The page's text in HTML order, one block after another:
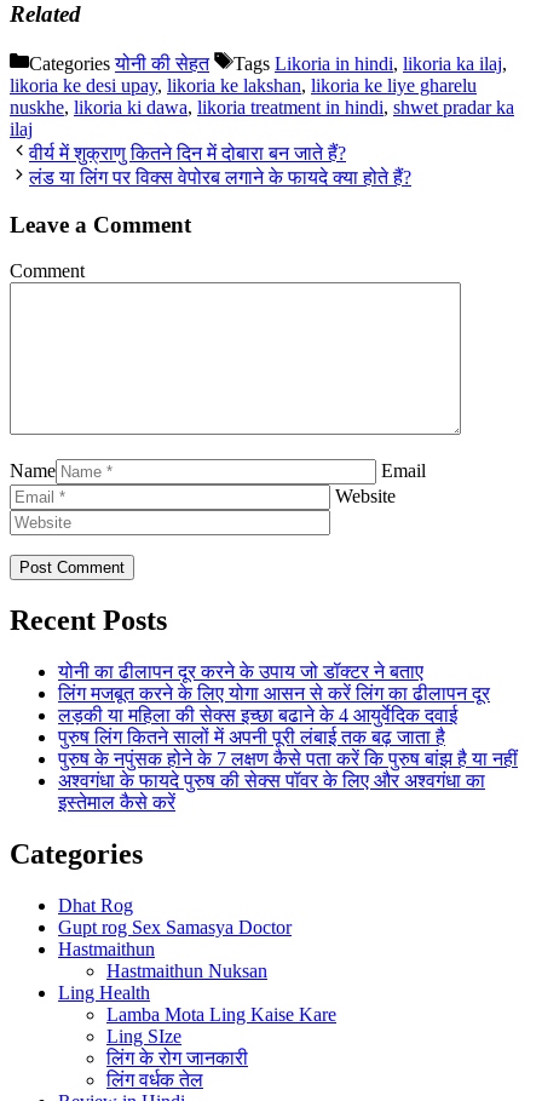
Related
Categoriesयोनी की सेहत Tags Likoria in hindi, likoria ka ilaj,
likoria ke desi upay, likoria ke lakshan, likoria ke liye gharelu
nuskhe, likoria ki dawa, likoria treatment in hindi, shwet pradar ka
ilaj
वीर्य में शुक्राणु कितने दिन में दोबारा बन जाते हैं?
लंड या लिंग पर विक्स वेपोरब लगाने के फायदे क्या होते हैं?
Leave a Comment
Comment
Name
Email
Website
Recent Posts
योनी का ढीलापन दूर करने के उपाय जो डॉक्टर ने बताए
लिंग मजबूत करने के लिए योगा आसन से करें लिंग का ढीलापन दूर
लड़की या महिला की सेक्स इच्छा बढाने के 4 आयुर्वेदिक दवाई
पुरुष लिंग कितने सालों में अपनी पूरी लंबाई तक बढ़ जाता है
पुरुष के नपुंसक होने के 7 लक्षण कैसे पता करें कि पुरुष बांझ है या नहीं
अश्वगंधा के फायदे पुरुष की सेक्स पॉवर के लिए और अश्वगंधा का
इस्तेमाल कैसे करें
Categories
Dhat Rog
Gupt rog Sex Samasya Doctor
Hastmaithun
Hastmaithun Nuksan
Ling Health
Lamba Mota Ling Kaise Kare
Ling SIze
लिंग के रोग जानकारी
लिंग वर्धक तेल